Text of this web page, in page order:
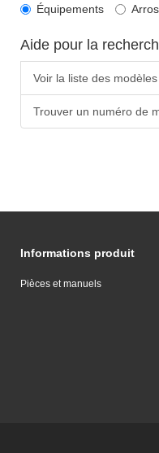
Équipements
Aide pour la
Voir la liste des modèles
Trouver un numéro de
Informations produit
Pièces et manuels